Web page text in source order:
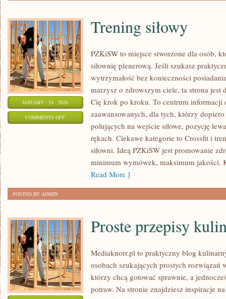
JANUARY - 24 - 2026
COMMENTS OFFON
Trening siłowy
PZKiSW to miejsce stworzone dla osób,
siłownię plenerową. Jeśli szukasz
wytrzymałość bez konieczności
marzysz o zdrowszym ciele, ta strona jest
Cię krok po kroku. To centrum informacji
zaawansowanych, dla tych, którzy
polujących na wejście siłowe, pozycję
rękach. Ciekawe kategorie to Crossfit i
siłowni. Ideą PZKiSW jest promowanie
minimum wymówek, maksimum jakości.
Read More ]
POSTED BY ADMIN
Proste przepisy
Mediaknorr.pl to praktyczny blog
osobach szukających prostych rozwiązań
którzy chcą gotować sprawnie, a
potraw. Na stronie znajdziesz inspiracje